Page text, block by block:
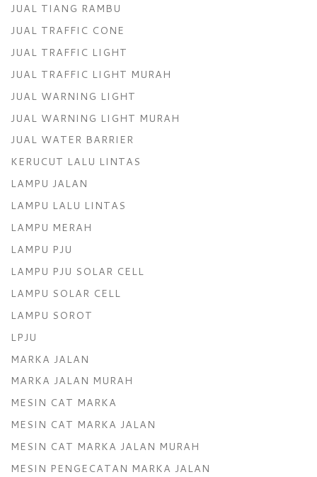
JUAL TIANG RAMBU
JUAL TRAFFIC CONE
JUAL TRAFFIC LIGHT
JUAL TRAFFIC LIGHT MURAH
JUAL WARNING LIGHT
JUAL WARNING LIGHT MURAH
JUAL WATER BARRIER
KERUCUT LALU LINTAS
LAMPU JALAN
LAMPU LALU LINTAS
LAMPU MERAH
LAMPU PJU
LAMPU PJU SOLAR CELL
LAMPU SOLAR CELL
LAMPU SOROT
LPJU
MARKA JALAN
MARKA JALAN MURAH
MESIN CAT MARKA
MESIN CAT MARKA JALAN
MESIN CAT MARKA JALAN MURAH
MESIN PENGECATAN MARKA JALAN